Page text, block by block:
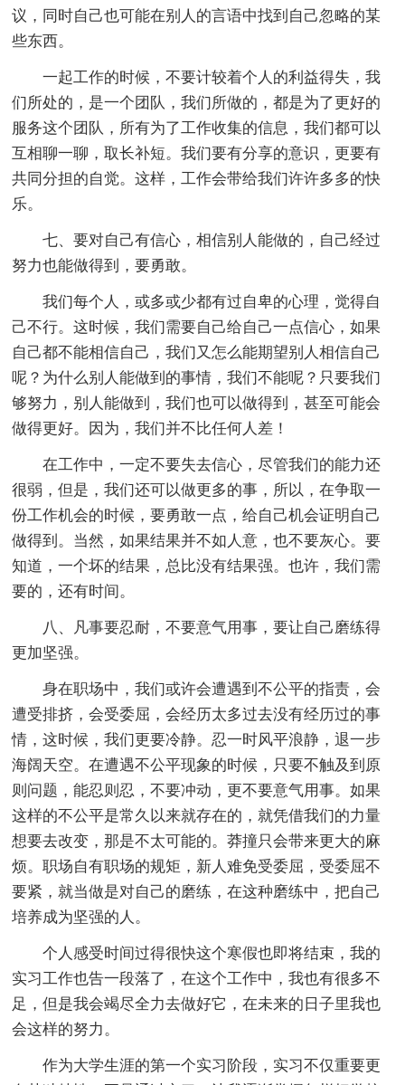
议，同时自己也可能在别人的言语中找到自己忽略的某
些东西。
一起工作的时候，不要计较着个人的利益得失，我
们所处的，是一个团队，我们所做的，都是为了更好的
服务这个团队，所有为了工作收集的信息，我们都可以
互相聊一聊，取长补短。我们要有分享的意识，更要有
共同分担的自觉。这样，工作会带给我们许许多多的快
乐。
七、要对自己有信心，相信别人能做的，自己经过
努力也能做得到，要勇敢。
我们每个人，或多或少都有过自卑的心理，觉得自
己不行。这时候，我们需要自己给自己一点信心，如果
自己都不能相信自己，我们又怎么能期望别人相信自己
呢？为什么别人能做到的事情，我们不能呢？只要我们
够努力，别人能做到，我们也可以做得到，甚至可能会
做得更好。因为，我们并不比任何人差！
在工作中，一定不要失去信心，尽管我们的能力还
很弱，但是，我们还可以做更多的事，所以，在争取一
份工作机会的时候，要勇敢一点，给自己机会证明自己
做得到。当然，如果结果并不如人意，也不要灰心。要
知道，一个坏的结果，总比没有结果强。也许，我们需
要的，还有时间。
八、凡事要忍耐，不要意气用事，要让自己磨练得
更加坚强。
身在职场中，我们或许会遭遇到不公平的指责，会
遭受排挤，会受委屈，会经历太多过去没有经历过的事
情，这时候，我们更要冷静。忍一时风平浪静，退一步
海阔天空。在遭遇不公平现象的时候，只要不触及到原
则问题，能忍则忍，不要冲动，更不要意气用事。如果
这样的不公平是常久以来就存在的，就凭借我们的力量
想要去改变，那是不太可能的。莽撞只会带来更大的麻
烦。职场自有职场的规矩，新人难免受委屈，受委屈不
要紧，就当做是对自己的磨练，在这种磨练中，把自己
培养成为坚强的人。
个人感受时间过得很快这个寒假也即将结束，我的
实习工作也告一段落了，在这个工作中，我也有很多不
足，但是我会竭尽全力去做好它，在未来的日子里我也
会这样的努力。
作为大学生涯的第一个实习阶段，实习不仅重要更